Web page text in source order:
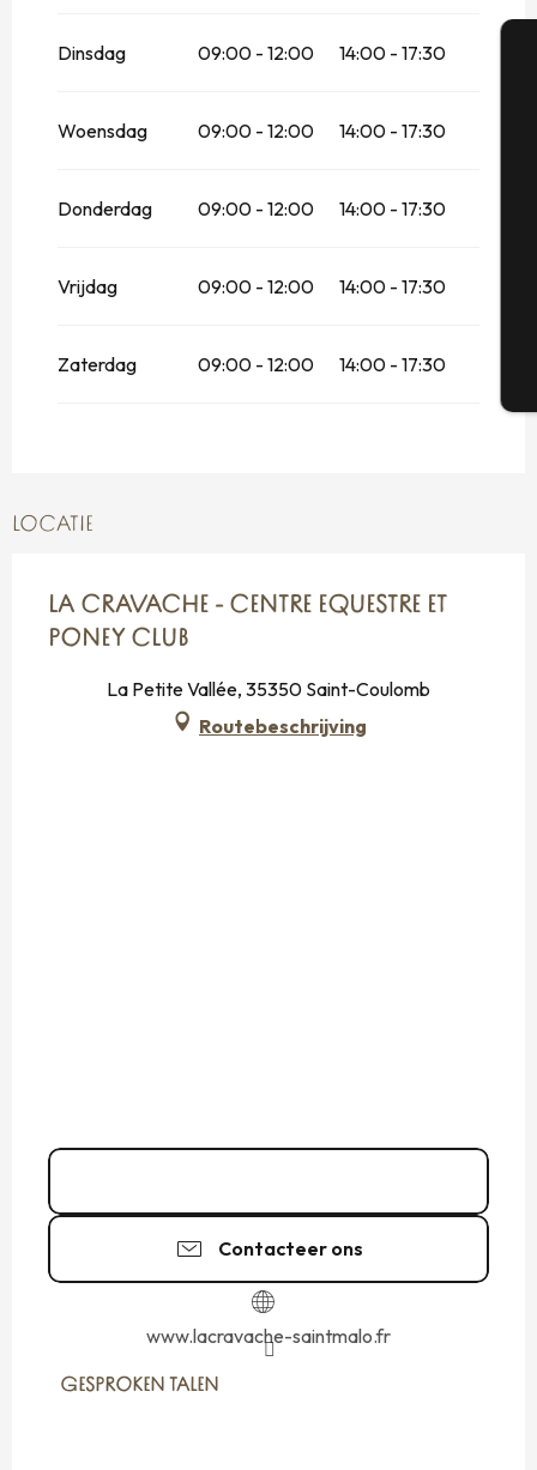
Vanaf2 mei 2026tot28 juni 2026
Dinsdag 09:00 - 12:00 14:00 - 17:30
Woensdag 09:00 - 12:00 14:00 - 17:30
Donderdag 09:00 - 12:00 14:00 - 17:30
Vrijdag 09:00 - 12:00 14:00 - 17:30
Zaterdag 09:00 - 12:00 14:00 - 17:30
LOCATIE
LA CRAVACHE - CENTRE EQUESTRE ET
PONEY CLUB
La Petite Vallée, 35350 Saint-Coulomb
Routebeschrijving
Contacteer ons
www.lacravache-saintmalo.fr
GESPROKEN TALEN
GESPROKEN TALEN